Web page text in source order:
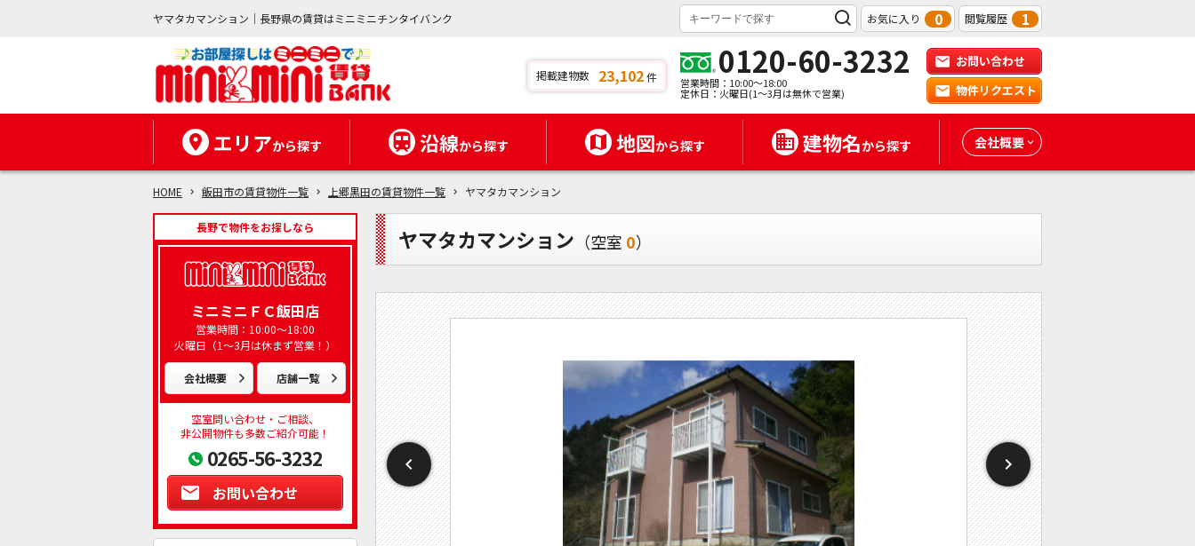
ヤマタカマンション｜長野県の賃貸はミニミニチンタイバンク お気に入り 0 閲覧履歴 1
掲載建物数 23,102件 0120-60-3232
営業時間：10:00～18:00
定休日：火曜日(1～3月は無休で営業)
お問い合わせ
物件リクエスト
エリアから探す 沿線から探す 地図から探す 建物名から探す 会社概要
HOME 飯田市の賃貸物件一覧 上郷黒田の賃貸物件一覧 ヤマタカマンション
長野で物件をお探しなら
ミニミニＦＣ飯田店
営業時間：10:00～18:00
火曜日（1～3月は休まず営業！）
会社概要 店舗一覧
空室問い合わせ・ご相談、
非公開物件も多数ご紹介可能！
0265-56-3232
お問い合わせ
ヤマタカマンション （空室 0）